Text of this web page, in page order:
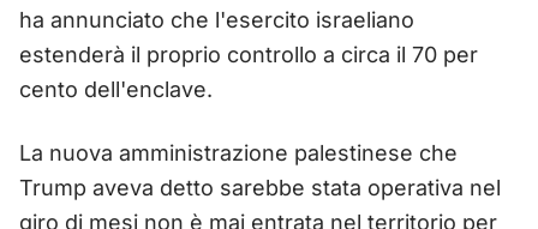
ha annunciato che l'esercito israeliano
estenderà il proprio controllo a circa il 70 per
cento dell'enclave.
La nuova amministrazione palestinese che
Trump aveva detto sarebbe stata operativa nel
giro di mesi non è mai entrata nel territorio per